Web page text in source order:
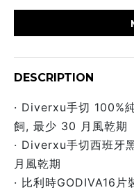
DESCRIPTION
· Diverxu手切 100%
飼, 最少 30 月風乾期
· Diverxu手切西班牙
月風乾期
· 比利時GODIVA16片